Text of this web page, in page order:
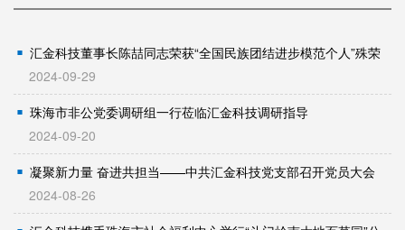
汇金科技董事长陈喆同志荣获“全国民族团结进步模范个人”殊荣
2024-09-29
珠海市非公党委调研组一行莅临汇金科技调研指导
2024-09-20
凝聚新力量 奋进共担当——中共汇金科技党支部召开党员大会
2024-08-26